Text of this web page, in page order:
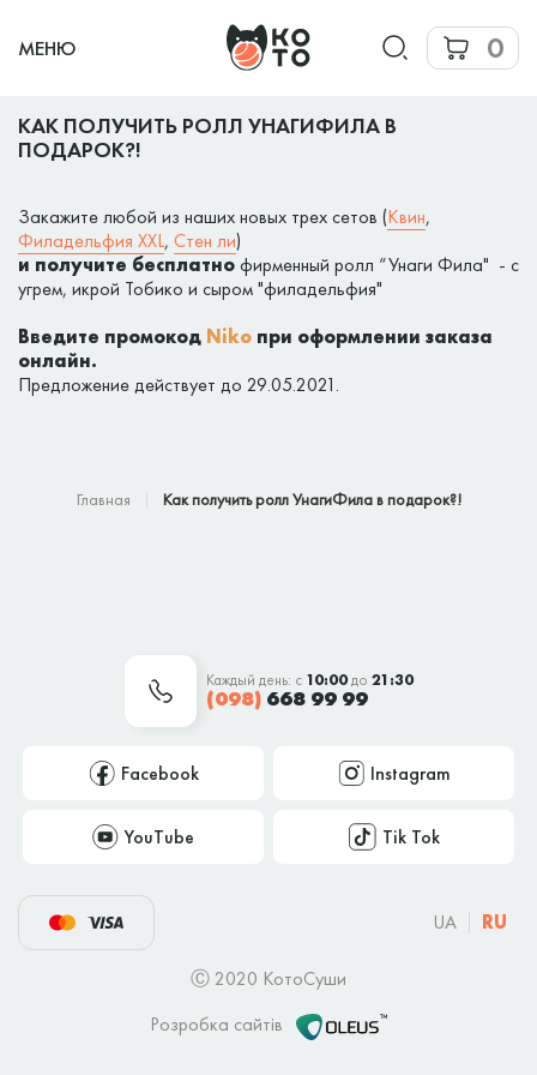
МЕНЮ 0
КАК ПОЛУЧИТЬ РОЛЛ УНАГИФИЛА В
ПОДАРОК?!
Закажите любой из наших новых трех сетов (Квин,
Филадельфия XXL, Стен ли)
и получите бесплатнофирменный ролл “Унаги Фила" - c
угрем, икрой Тобико и сыром "филадельфия"
Введите промокод Niko при оформлении заказа
онлайн.
Предложение действует до 29.05.2021.
Главная Как получить ролл УнагиФила в подарок?!
Каждый день: с 10:00до 21:30
(098)668 99 99
Facebook Instagram
YouTube Tik Tok
UA RU
Ⓒ 2020 КотоСуши
Розробка сайтів